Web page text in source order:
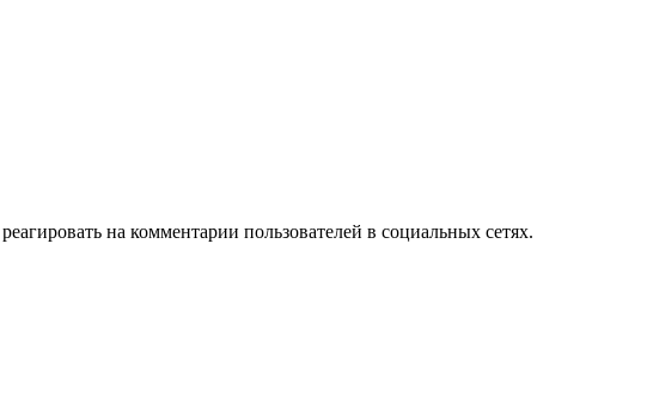
на комментарии пользователей в социальных сетях.